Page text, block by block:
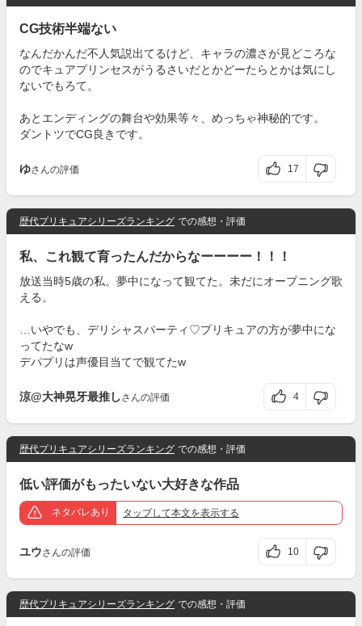
CG技術半端ない
なんだかんだ不人気説出てるけど、キャラの濃さが見どころな
のでキュアプリンセスがうるさいだとかどーたらとかは気にし
ないでもろて。
あとエンディングの舞台や効果等々、めっちゃ神秘的です。
ダントツでCG良きです。
ゆさんの評価 17
歴代プリキュアシリーズランキング での感想・評価
私、これ観て育ったんだからなーーーー！！！
放送当時5歳の私。夢中になって観てた。未だにオープニング歌
える。
…いやでも、デリシャスパーティ♡プリキュアの方が夢中にな
ってたなw
デパプリは声優目当てで観てたw
涼@大神晃牙最推しさんの評価 4
歴代プリキュアシリーズランキング での感想・評価
低い評価がもったいない大好きな作品
ネタバレあり タップして本文を表示する
ユウさんの評価 10
歴代プリキュアシリーズランキング での感想・評価